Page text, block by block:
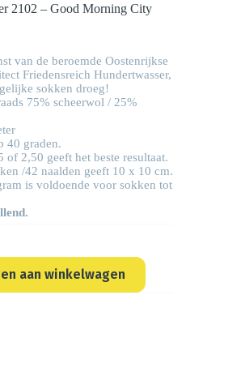
2102 – Good Morning City
van de beroemde Oostenrijkse
Friedensreich Hundertwasser,
sokken droeg!
75% scheerwol / 25%
40 graden.
of 2,50 geeft het beste resultaat.
/42 naalden geeft 10 x 10 cm.
is voldoende voor sokken tot
aan winkelwagen